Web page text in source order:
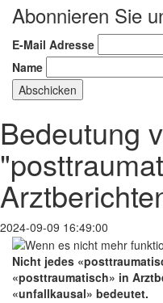
Abonnieren Sie
E-Mail Adresse
Name
Bedeutung
2024-09-09 16:49:00
Nicht jedes
«posttraumatisch» in
«unfallkausal» bedeutet.